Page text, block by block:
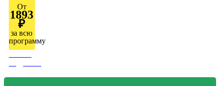
От
1893
₽
за всю
программу